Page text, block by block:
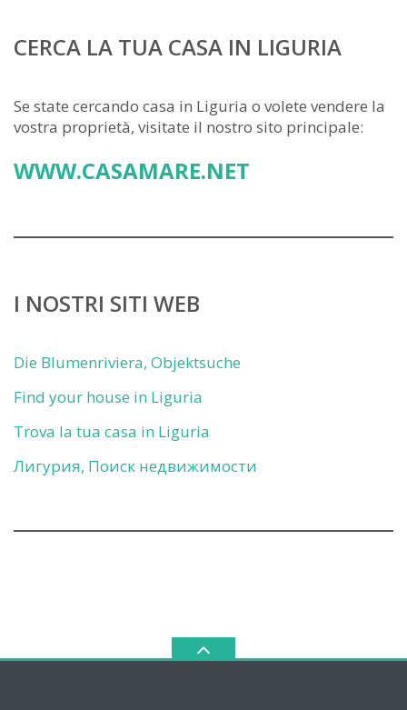
CERCA LA TUA CASA IN LIGURIA
Se state cercando casa in Liguria o volete vendere la
vostra proprietà, visitate il nostro sito principale:
WWW.CASAMARE.NET
I NOSTRI SITI WEB
Die Blumenriviera, Objektsuche
Find your house in Liguria
Trova la tua casa in Liguria
Лигурия, Поиск недвижимости